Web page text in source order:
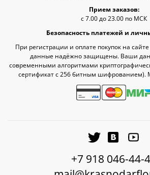
Прием заказов:
с 7.00 до 23.00 по МСК
Безопасность платежей и
При регистрации и оплате покупок на
данные надёжно защищены. Ваши
современными алгоритмами
сертификат c 256 битным шифрованием).
+7 918 046-44-